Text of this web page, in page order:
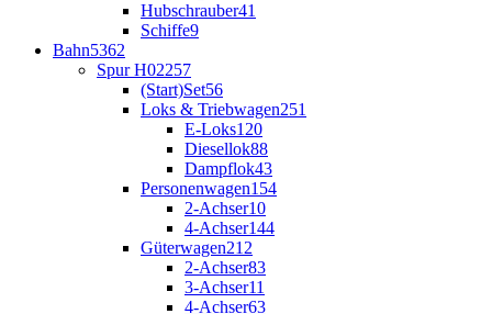
Hubschrauber41
Schiffe9
Bahn5362
Spur H02257
(Start)Set56
Loks & Triebwagen251
E-Loks120
Diesellok88
Dampflok43
Personenwagen154
2-Achser10
4-Achser144
Güterwagen212
2-Achser83
3-Achser11
4-Achser63